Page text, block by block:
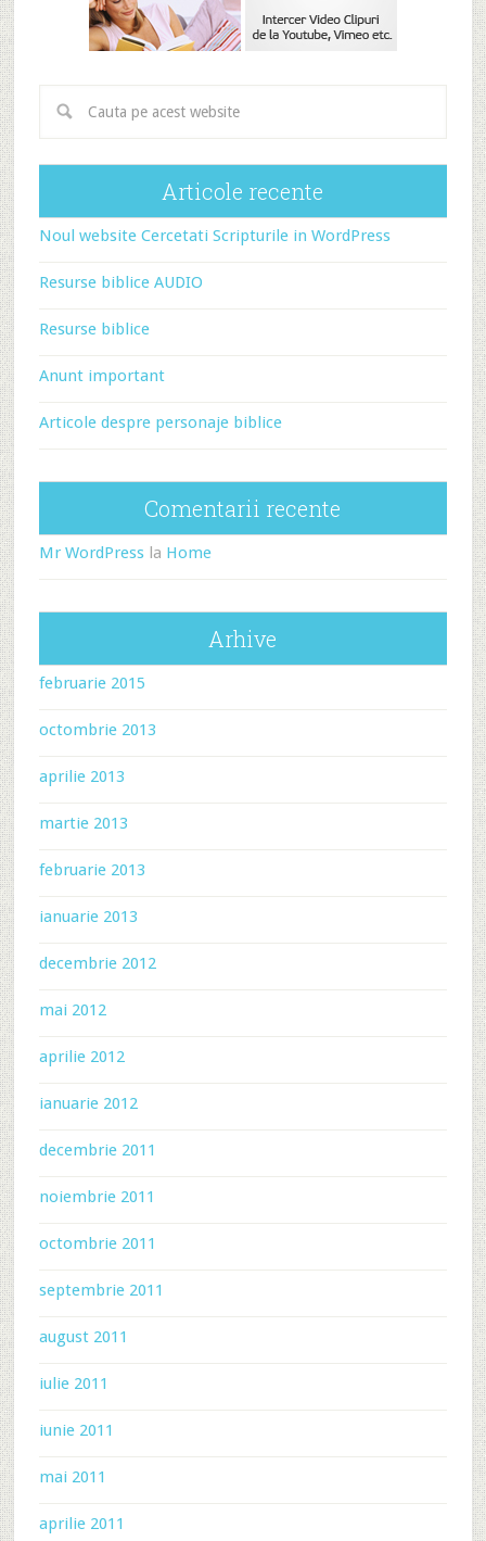
Articole recente
Noul website Cercetati Scripturile in WordPress
Resurse biblice AUDIO
Resurse biblice
Anunt important
Articole despre personaje biblice
Comentarii recente
Mr WordPressla Home
Arhive
februarie 2015
octombrie 2013
aprilie 2013
martie 2013
februarie 2013
ianuarie 2013
decembrie 2012
mai 2012
aprilie 2012
ianuarie 2012
decembrie 2011
noiembrie 2011
octombrie 2011
septembrie 2011
august 2011
iulie 2011
iunie 2011
mai 2011
aprilie 2011